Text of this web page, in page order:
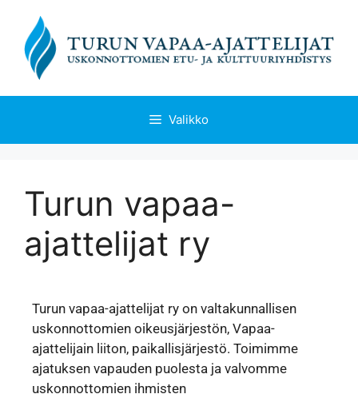
Valikko
Turun vapaa-
ajattelijat ry
Turun vapaa-ajattelijat ry on valtakunnallisen
uskonnottomien oikeusjärjestön, Vapaa-
ajattelijain liiton, paikallisjärjestö. Toimimme
ajatuksen vapauden puolesta ja valvomme
uskonnottomien ihmisten